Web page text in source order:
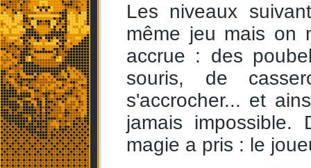
Les niveaux
même jeu mais on
accrue : des
souris, de
s'accrocher... et
jamais
magie a pris : le